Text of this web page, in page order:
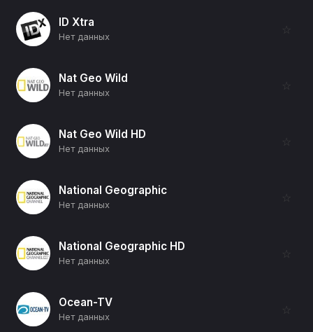
ID Xtra
Нет данных
☆
Nat Geo Wild
Нет данных
☆
Nat Geo Wild HD
Нет данных
☆
National Geographic
Нет данных
☆
National Geographic HD
Нет данных
☆
Ocean-TV
Нет данных
☆